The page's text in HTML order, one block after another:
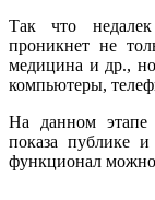
Так что
проникнет не
медицина и др.,
компьютеры,
На данном этапе
показа публике
функционал можно